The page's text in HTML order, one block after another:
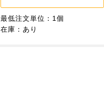
最低注文単位：1個
在庫：あり